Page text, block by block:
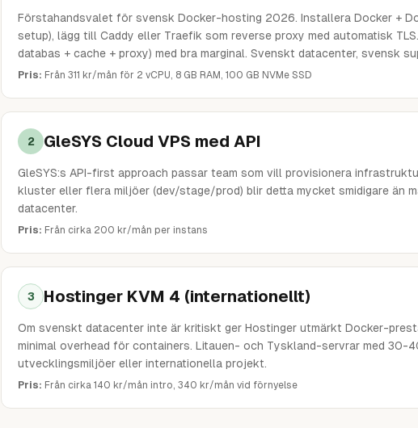
Förstahandsvalet för svensk Docker-hosting 2026. Installera Docker +
setup), lägg till Caddy eller Traefik som reverse proxy med automatisk
databas + cache + proxy) med bra marginal. Svenskt datacenter, svensk
Pris: Från 311 kr/mån för 2 vCPU, 8 GB RAM, 100 GB NVMe SSD
2 GleSYS Cloud VPS med API
GleSYS:s API-first approach passar team som vill provisionera
kluster eller flera miljöer (dev/stage/prod) blir detta mycket smidigare än
datacenter.
Pris: Från cirka 200 kr/mån per instans
3 Hostinger KVM 4 (internationellt)
Om svenskt datacenter inte är kritiskt ger Hostinger utmärkt Docker-
minimal overhead för containers. Litauen- och Tyskland-servrar med 30-
utvecklingsmiljöer eller internationella projekt.
Pris: Från cirka 140 kr/mån intro, 340 kr/mån vid förnyelse